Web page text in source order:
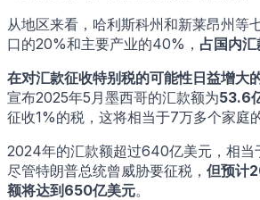
从地区来看，哈利斯科州和新莱昂州等
口的20%和主要产业的40%， 占国内
在对汇款征收特别税的可能性日益增大
宣布2025年5月墨西哥的汇款额为53.6
征收1%的税，这将相当于7万多个家庭
2024年的汇款额超过640亿美元，相当
尽管特朗普总统曾威胁要征税， 但预计
额将达到650亿美元。